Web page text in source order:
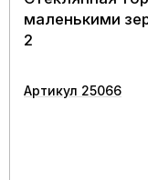
маленькими
2
Артикул 25066